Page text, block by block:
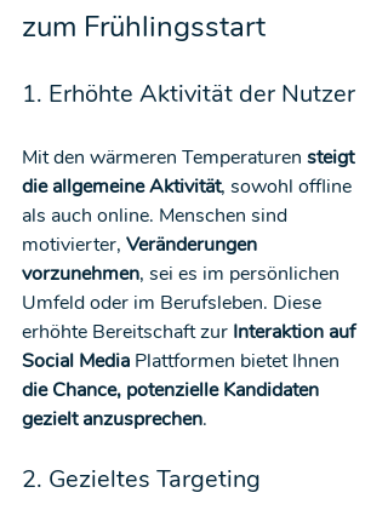
zum Frühlingsstart
1. Erhöhte Aktivität der Nutzer
Mit den wärmeren Temperaturen steigt
die allgemeine Aktivität, sowohl offline
als auch online. Menschen sind
motivierter, Veränderungen
vorzunehmen, sei es im persönlichen
Umfeld oder im Berufsleben. Diese
erhöhte Bereitschaft zur Interaktion auf
Social Media Plattformen bietet Ihnen
die Chance, potenzielle Kandidaten
gezielt anzusprechen.
2. Gezieltes Targeting